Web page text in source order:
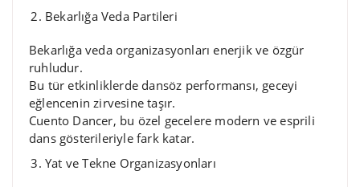
Bekarlığa Veda Partileri
Bekarlığa veda organizasyonları enerjik ve özgür
ruhludur.
Bu tür etkinliklerde dansöz performansı, geceyi
eğlencenin zirvesine taşır.
Cuento Dancer, bu özel gecelere modern ve esprili
dans gösterileriyle fark katar.
Yat ve Tekne Organizasyonları